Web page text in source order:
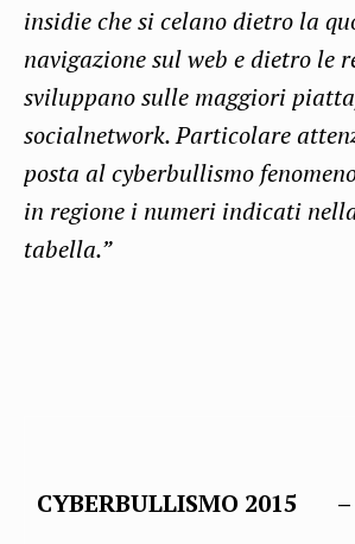
insidie che si celano dietro la
navigazione sul web e dietro le
sviluppano sulle maggiori
socialnetwork. Particolare
posta al cyberbullismo
in regione i numeri indicati
tabella.”
CYBERBULLISMO